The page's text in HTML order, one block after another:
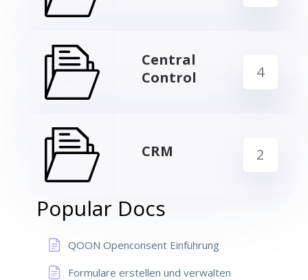
Central
Control
4
CRM 2
Popular Docs
QOON Openconsent Einführung
Formulare erstellen und verwalten